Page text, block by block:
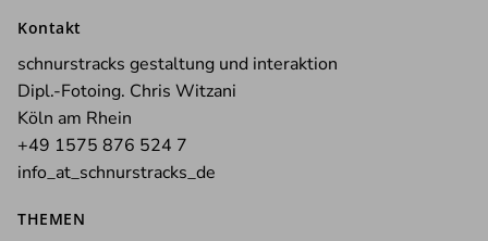
Kontakt
schnurstracks gestaltung und interaktion
Dipl.-Fotoing. Chris Witzani
Köln am Rhein
+49 1575 876 524 7
info_at_schnurstracks_de
THEMEN